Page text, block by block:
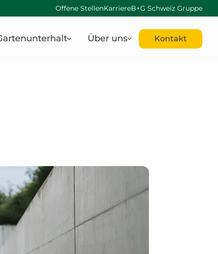
Offene StellenKarriereB+G Schweiz Gruppe
Über uns Kontakt